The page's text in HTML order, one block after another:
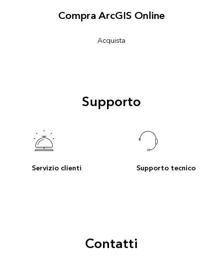
Compra ArcGIS Online
Acquista
Supporto
Servizio clienti Supporto tecnico
Contatti